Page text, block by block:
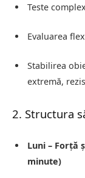
Teste
Evaluarea
Stabilirea
extremă,
2. Structura
Luni – Forță
minute)